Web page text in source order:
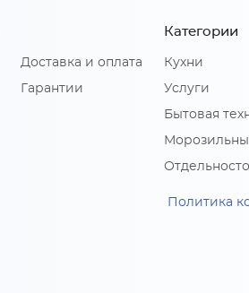
Доставка и оплата
Гарантии
Категории
Кухни
Услуги
Бытовая
Политика